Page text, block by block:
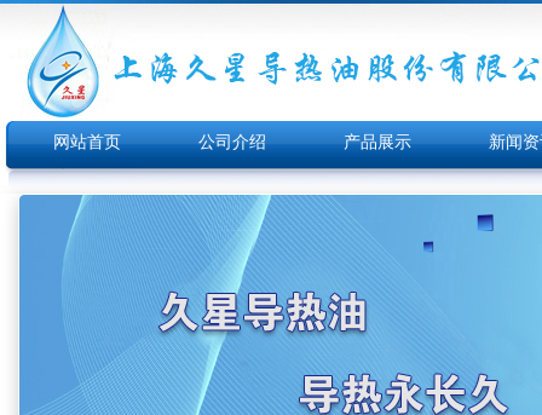
网站首页 公司介绍 产品展示 新闻